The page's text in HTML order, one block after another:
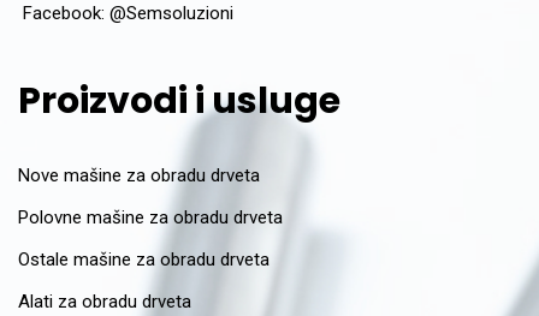
Facebook: @Semsoluzioni
Proizvodi i usluge
Nove mašine za obradu drveta
Polovne mašine za obradu drveta
Ostale mašine za obradu drveta
Alati za obradu drveta